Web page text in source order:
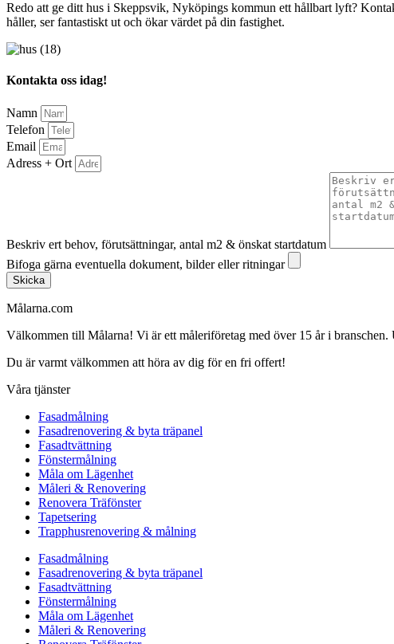
Redo att ge ditt hus i Skeppsvik, Nyköpings kommun ett hållbart lyft?
håller, ser fantastiskt ut och ökar värdet på din fastighet.
Kontakta oss idag!
Namn
Telefon
Email
Adress + Ort
Beskriv ert behov, förutsättningar, antal m2 & önskat startdatum
Bifoga gärna eventuella dokument, bilder eller ritningar
Skicka
Målarna.com
Välkommen till Målarna! Vi är ett måleriföretag med över 15 år i
Du är varmt välkommen att höra av dig för en fri offert!
Våra tjänster
Fasadmålning
Fasadrenovering & byta träpanel
Fasadtvättning
Fönstermålning
Måla om Lägenhet
Måleri & Renovering
Renovera Träfönster
Tapetsering
Trapphusrenovering & målning
Fasadmålning
Fasadrenovering & byta träpanel
Fasadtvättning
Fönstermålning
Måla om Lägenhet
Måleri & Renovering